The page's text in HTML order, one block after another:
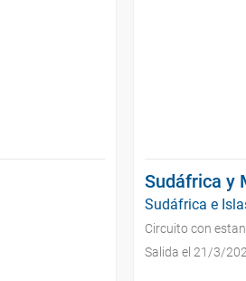
Sudáfrica y
Sudáfrica e
Circuito con
Salida el 21/3/